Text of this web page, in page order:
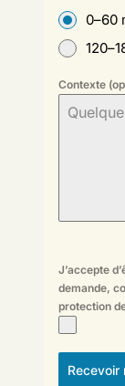
0–60
Contexte
J’accepte
demande,
protection
Recevoir